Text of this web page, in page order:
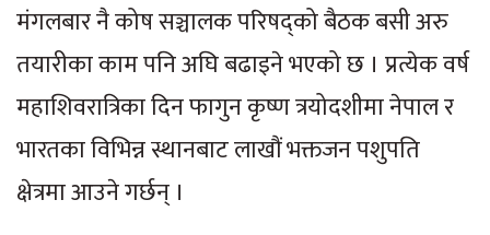
मंगलबार नै कोष सञ्चालक परिषद्को बैठक बसी अरु
तयारीका काम पनि अघि बढाइने भएको छ । प्रत्येक वर्ष
महाशिवरात्रिका दिन फागुन कृष्ण त्रयोदशीमा नेपाल र
भारतका विभिन्न स्थानबाट लाखौं भक्तजन पशुपति
क्षेत्रमा आउने गर्छन् ।